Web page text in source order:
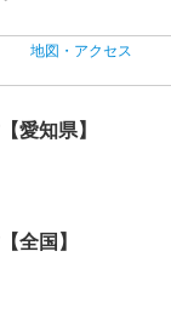
地図・アクセス
愛知県】
全国】